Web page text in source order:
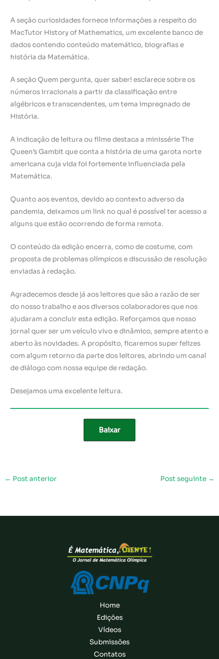
A seção curiosidades fornece informações a respeito do
MacTutor History of Mathematics, um excelente banco de
dados contendo conteúdo matemático, biografias e
história da Matemática.
A seção Quem pergunta, quer saber! esclarece sobre os
números irracionais a partir da classificação entre
algébricos e transcendentes, um tema impregnado de
História.
A indicação de leitura ou filme destaca a minissérie The
Queen’s Gambit que conta a história de uma garota norte
americana cuja vida foi fortemente influenciada pela
Matemática.
Quanto aos eventos, devido ao contexto adverso da
pandemia, deixamos um link no qual é possível ter acesso a
alguns que estão ocorrendo de forma remota.
O conteúdo da edição encerra, como de costume, com
proposta de problemas olímpicos e discussão de resolução
enviadas à redação.
Agradecemos desde já aos leitores que são a razão de ser
do nosso trabalho e aos diversos colaboradores que nos
ajudaram a concluir esta edição. Reforçamos que nosso
jornal quer ser um veículo vivo e dinâmico, sempre atento e
aberto às novidades. A propósito, ficaremos super felizes
com algum retorno da parte dos leitores, abrindo um canal
de diálogo com nossa equipe de redação.
Desejamos uma excelente leitura.
Baixar
← Post anterior Post seguinte →
Home
Edições
Vídeos
Submissões
Contatos